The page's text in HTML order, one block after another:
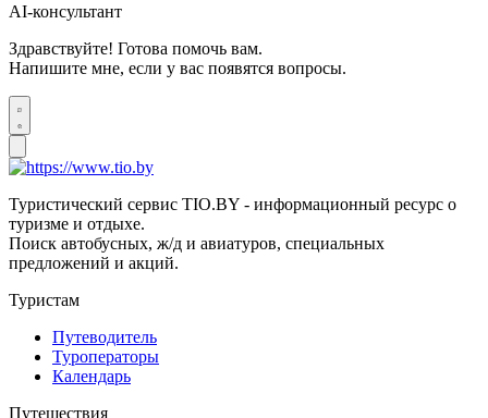
AI-консультант
Здравствуйте! Готова помочь вам.
Напишите мне, если у вас появятся вопросы.
Туристический сервис TIO.BY - информационный ресурс о
туризме и отдыхе.
Поиск автобусных, ж/д и авиатуров, специальных
предложений и акций.
Туристам
Путеводитель
Туроператоры
Календарь
Путешествия